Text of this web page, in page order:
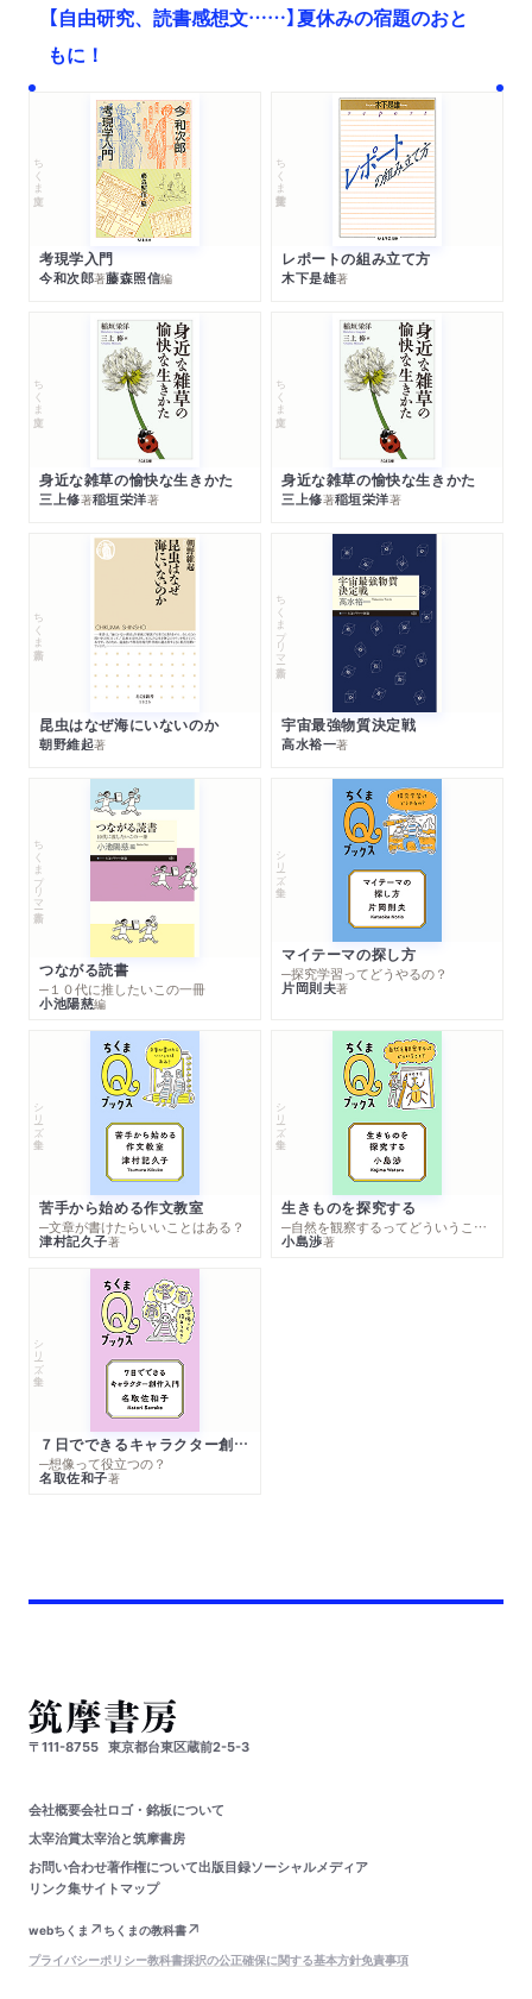
【自由研究、読書感想文……】夏休みの宿題のおと
もに！
ちくま文庫
考現学入門
今和次郎著藤森照信編
ちくま学芸文庫
レポートの組み立て方
木下是雄著
ちくま文庫
身近な雑草の愉快な生きかた
三上修著稲垣栄洋著
ちくま文庫
身近な雑草の愉快な生きかた
三上修著稲垣栄洋著
ちくま新書
昆虫はなぜ海にいないのか
朝野維起著
ちくまプリマー新書
宇宙最強物質決定戦
高水裕一著
ちくまプリマー新書
つながる読書
─１０代に推したいこの一冊
小池陽慈編
シリーズ・全集
マイテーマの探し方
─探究学習ってどうやるの？
片岡則夫著
シリーズ・全集
苦手から始める作文教室
─文章が書けたらいいことはある？
津村記久子著
シリーズ・全集
生きものを探究する
─自然を観察するってどういうこと？
小島渉著
シリーズ・全集
７日でできるキャラクター創作入門
─想像って役立つの？
名取佐和子著
〒111-8755 東京都台東区蔵前2-5-3
会社概要会社ロゴ・銘板について
太宰治賞太宰治と筑摩書房
お問い合わせ著作権について出版目録ソーシャルメディア
リンク集サイトマップ
webちくま
ちくまの教科書
プライバシーポリシー教科書採択の公正確保に関する基本方針免責事項